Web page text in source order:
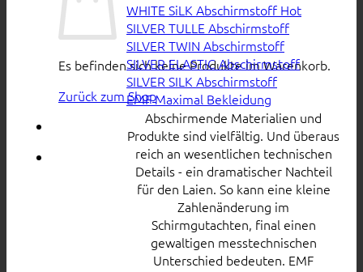
Es befinden sich keine Produkte im Warenkorb.
Zurück zum Shop
WHITE SiLK Abschirmstoff
SILVER TULLE Abschirmstoff
SILVER TWIN Abschirmstoff
SILVER ELASTIC Abschirmstoff
SILVER SILK Abschirmstoff
EMF Maximal Bekleidung
Abschirmende Materialien und
Produkte sind vielfältig. Und überaus
reich an wesentlichen technischen
Details - ein dramatischer Nachteil
für den Laien. So kann eine kleine
Zahlenänderung im
Schirmgutachten, final einen
gewaltigen messtechnischen
Unterschied bedeuten. EMF